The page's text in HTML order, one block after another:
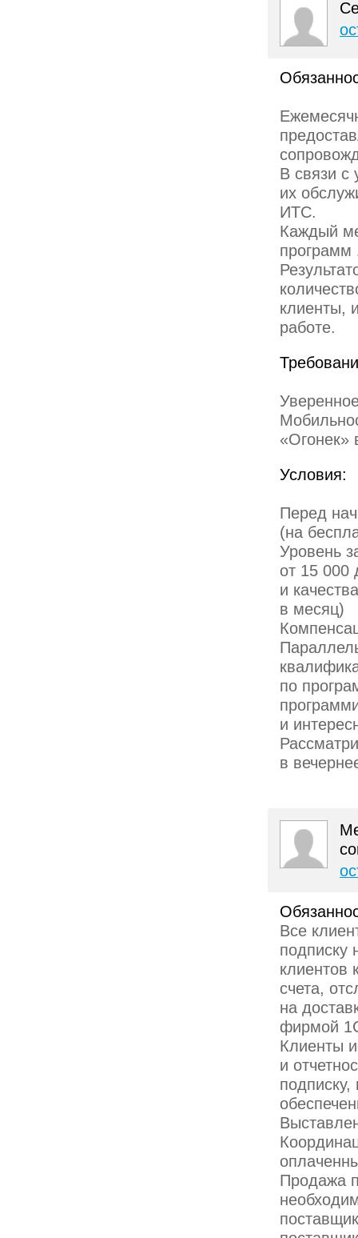
В связи с
их
ИТС.
Каждый
клиенты,
работе.
«Огонек»
Условия:
Перед
(на
Уровень
от 15 000
и
в месяц)
по
и
в
Все
подписку
клиентов
счета,
на
фирмой
Клиенты
и
Продажа